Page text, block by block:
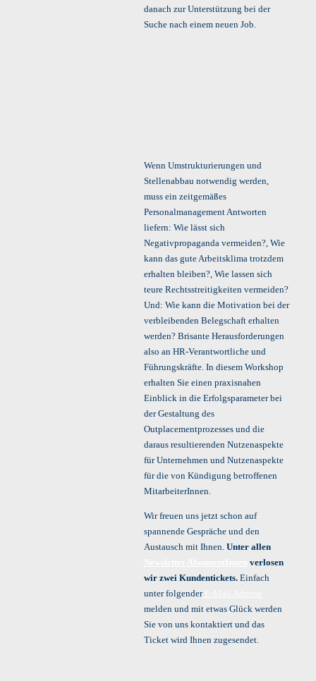
danach zur Unterstützung bei der
Suche nach einem neuen Job.
Wenn Umstrukturierungen und
Stellenabbau notwendig werden,
muss ein zeitgemäßes
Personalmanagement Antworten
liefern: Wie lässt sich
Negativpropaganda vermeiden?, Wie
kann das gute Arbeitsklima trotzdem
erhalten bleiben?, Wie lassen sich
teure Rechtsstreitigkeiten vermeiden?
Und: Wie kann die Motivation bei der
verbleibenden Belegschaft erhalten
werden? Brisante Herausforderungen
also an HR-Verantwortliche und
Führungskräfte. In diesem Workshop
erhalten Sie einen praxisnahen
Einblick in die Erfolgsparameter bei
der Gestaltung des
Outplacementprozesses und die
daraus resultierenden Nutzenaspekte
für Unternehmen und Nutzenaspekte
für die von Kündigung betroffenen
MitarbeiterInnen.
Wir freuen uns jetzt schon auf
spannende Gespräche und den
Austausch mit Ihnen. Unter allen
verlosen
wir zwei Kundentickets.Einfach
unter folgenderE-Mail Adresse
melden und mit etwas Glück werden
Sie von uns kontaktiert und das
Ticket wird Ihnen zugesendet.